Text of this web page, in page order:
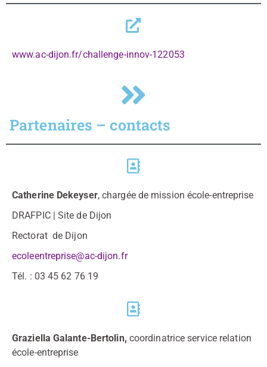
www.ac-dijon.fr/challenge-innov-122053
Partenaires – contacts
Catherine Dekeyser, chargée de mission école-entreprise
DRAFPIC | Site de Dijon
Rectorat de Dijon
ecoleentreprise@ac-dijon.fr
Tél. : 03 45 62 76 19
Graziella Galante-Bertolin, coordinatrice service relation
école-entreprise